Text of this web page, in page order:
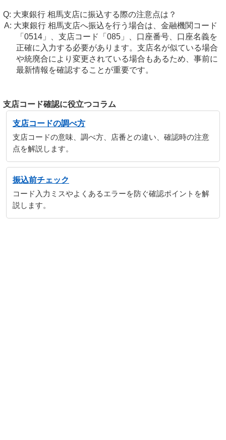
大東銀行 相馬支店に振込する際の注意点は？
大東銀行 相馬支店へ振込を行う場合は、金融機関コード
「0514」、支店コード「085」、口座番号、口座名義を
正確に入力する必要があります。支店名が似ている場合
や統廃合により変更されている場合もあるため、事前に
最新情報を確認することが重要です。
支店コード確認に役立つコラム
支店コードの調べ方
支店コードの意味、調べ方、店番との違い、確認時の注意
点を解説します。
振込前チェック
コード入力ミスやよくあるエラーを防ぐ確認ポイントを解
説します。